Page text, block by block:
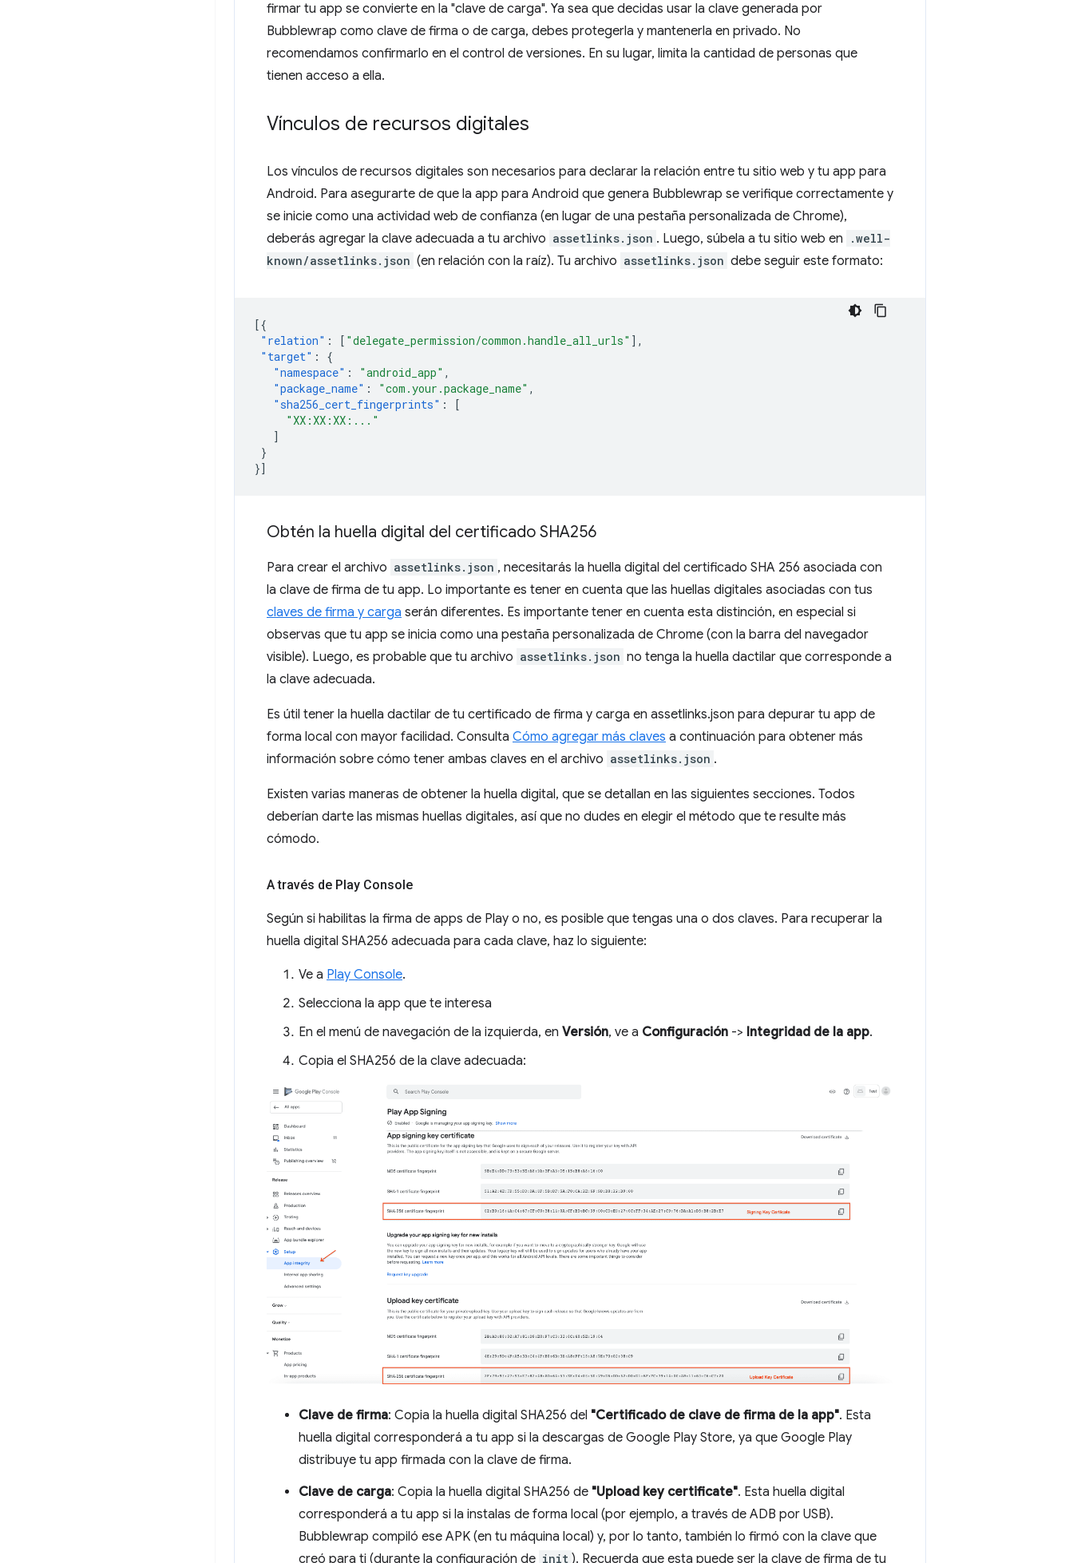
firmar tu app se convierte en la "clave de carga". Ya sea que decidas usar la clave generada por
Bubblewrap como clave de firma o de carga, debes protegerla y mantenerla en privado. No
recomendamos confirmarlo en el control de versiones. En su lugar, limita la cantidad de personas que
tienen acceso a ella.
Vínculos de recursos digitales
Los vínculos de recursos digitales son necesarios para declarar la relación entre tu sitio web y tu app para
Android. Para asegurarte de que la app para Android que genera Bubblewrap se verifique correctamente y
se inicie como una actividad web de confianza (en lugar de una pestaña personalizada de Chrome),
deberás agregar la clave adecuada a tu archivo assetlinks.json . Luego, súbela a tu sitio web en
.well-
known/assetlinks.json (en relación con la raíz). Tu archivo assetlinks.json debe seguir este formato:
[{
"relation" : [ "delegate_permission/common.handle_all_urls" ],
"target" :
{
"namespace" : "android_app" ,
"package_name" : "com.your.package_name" ,
"sha256_cert_fingerprints" :
[
"XX:XX:XX:..."
]
}
}]
Obtén la huella digital del certificado SHA256
Para crear el archivo assetlinks.json , necesitarás la huella digital del certificado SHA 256 asociada con
la clave de firma de tu app. Lo importante es tener en cuenta que las huellas digitales asociadas con tus
claves de firma y carga serán diferentes. Es importante tener en cuenta esta distinción, en especial si
observas que tu app se inicia como una pestaña personalizada de Chrome (con la barra del navegador
visible). Luego, es probable que tu archivo assetlinks.json no tenga la huella dactilar que corresponde a
la clave adecuada.
Es útil tener la huella dactilar de tu certificado de firma y carga en assetlinks.json para depurar tu app de
forma local con mayor facilidad. Consulta Cómo agregar más claves a continuación para obtener más
información sobre cómo tener ambas claves en el archivo assetlinks.json .
Existen varias maneras de obtener la huella digital, que se detallan en las siguientes secciones. Todos
deberían darte las mismas huellas digitales, así que no dudes en elegir el método que te resulte más
cómodo.
A través de Play Console
Según si habilitas la firma de apps de Play o no, es posible que tengas una o dos claves. Para recuperar la
huella digital SHA256 adecuada para cada clave, haz lo siguiente:
Ve a Play Console.
Selecciona la app que te interesa
En el menú de navegación de la izquierda, en Versión, ve a Configuración -> Integridad de la app.
Copia el SHA256 de la clave adecuada:
Clave de firma: Copia la huella digital SHA256 del "Certificado de clave de firma de la app". Esta
huella digital corresponderá a tu app si la descargas de Google Play Store, ya que Google Play
distribuye tu app firmada con la clave de firma.
Clave de carga: Copia la huella digital SHA256 de "Upload key certificate". Esta huella digital
corresponderá a tu app si la instalas de forma local (por ejemplo, a través de ADB por USB).
Bubblewrap compiló ese APK (en tu máquina local) y, por lo tanto, también lo firmó con la clave que
creó para ti (durante la configuración de init ). Recuerda que esta puede ser la clave de firma de tu